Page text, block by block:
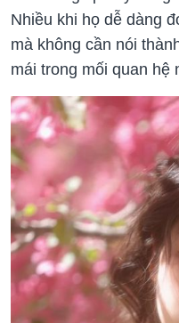
Nhiều khi họ dễ dàng
mà không cần nói
mái trong mối quan hệ